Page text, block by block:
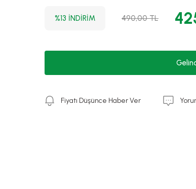
%13 İNDİRİM 490,00 TL
Fiyatı Düşünce Haber Ver